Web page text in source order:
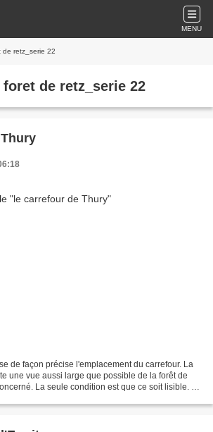
MENU
de retz_serie 22
de retz_serie 22
de façon précise l'emplacement du carrefour. La
une vue aussi large que possible de la forêt de
La seule condition est que ce soit lisible. La